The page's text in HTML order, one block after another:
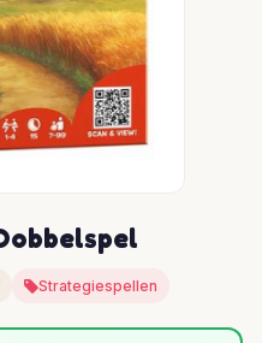
Strategiespellen